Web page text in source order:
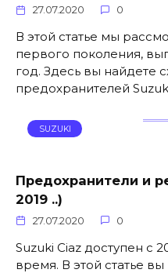
27.07.2020 0
В этой статье мы
первого поколения,
год. Здесь вы найдете
предохранителей
SUZUKI
Предохранители и
2019 ..)
27.07.2020 0
Suzuki Ciaz доступен с
время. В этой статье